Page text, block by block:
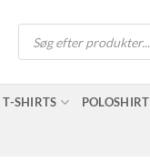
Products
search
T-SHIRTS POLOSHIRT